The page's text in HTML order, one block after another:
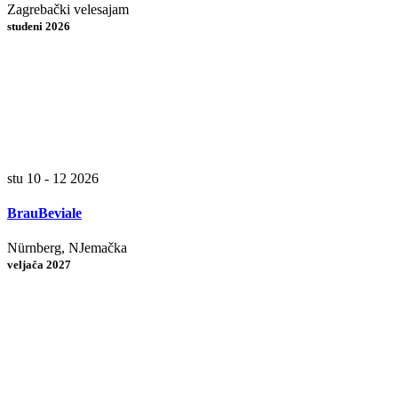
Zagrebački velesajam
studeni 2026
stu 10 - 12 2026
BrauBeviale
Nürnberg, NJemačka
veljača 2027